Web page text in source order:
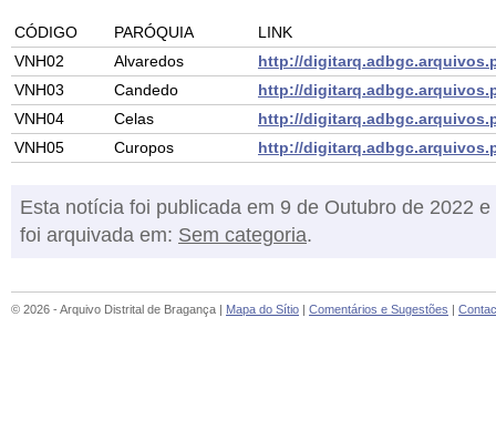
CÓDIGO PARÓQUIA
LINK
VNH02
Alvaredos
http://
VNH03
Candedo
http://
VNH04
Celas
http://
VNH05
Curopos http://
Esta notícia foi publicada em 9 de Outubro de 2022 e
foi arquivada em: Sem categoria.
© 2026 - Arquivo Distrital de Bragança | Mapa do Sítio | Comentários e Sugestões |